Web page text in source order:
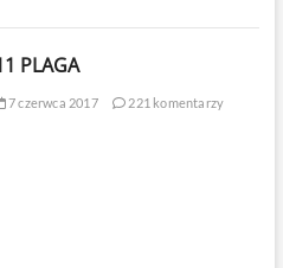
PLAGA
7 czerwca 2017 221 komentarzy